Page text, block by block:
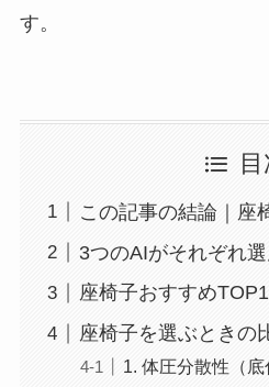
す。
この記事の結論｜座
3つのAIがそれぞれ
座椅子おすすめ
座椅子を選ぶときの
1. 体圧分散性（底